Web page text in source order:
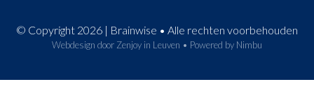
© Copyright 2026 | Brainwise • Alle rechten voorbehouden
Webdesign door Zenjoy in Leuven • Powered by Nimbu